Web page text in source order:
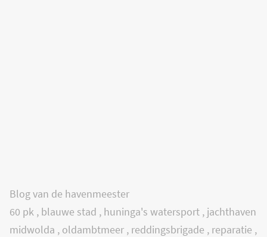
Blog van de havenmeester
60 pk , blauwe stad , huninga's watersport , jachthaven
midwolda , oldambtmeer , reddingsbrigade , reparatie ,